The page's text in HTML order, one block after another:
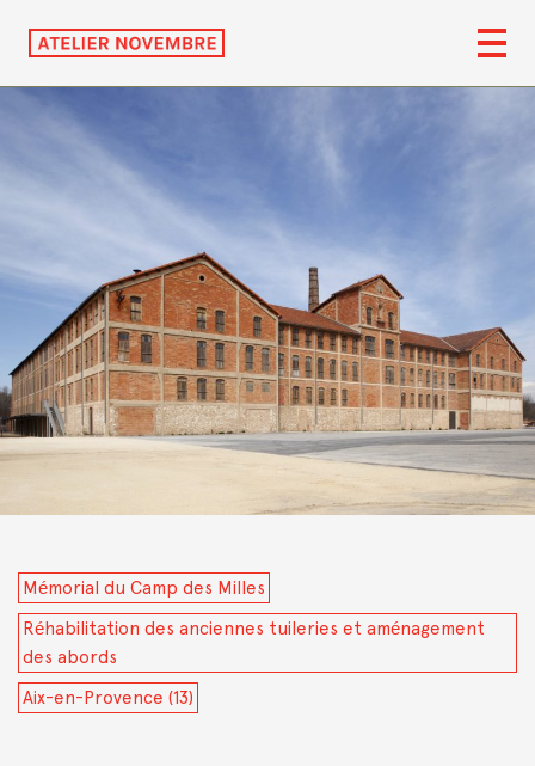
Mémorial du Camp des Milles
Réhabilitation des anciennes tuileries et aménagement
des abords
Aix-en-Provence (13)